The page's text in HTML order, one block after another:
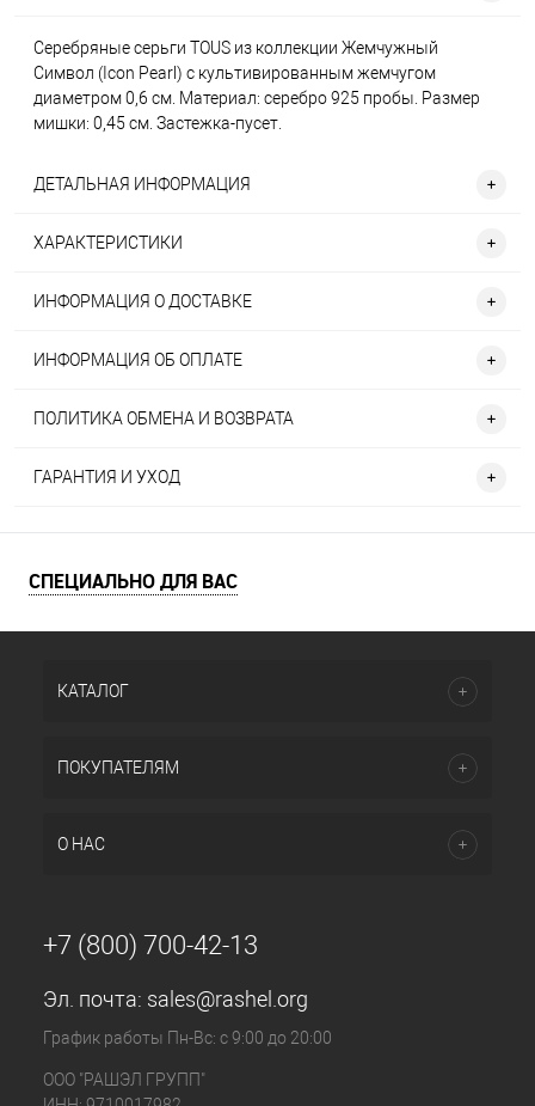
Серебряные серьги TOUS из коллекции Жемчужный
Символ (Icon Pearl) с культивированным жемчугом
диаметром 0,6 см. Материал: серебро 925 пробы. Размер
мишки: 0,45 см. Застежка-пусет.
ДЕТАЛЬНАЯ ИНФОРМАЦИЯ
ХАРАКТЕРИСТИКИ
ИНФОРМАЦИЯ О ДОСТАВКЕ
ИНФОРМАЦИЯ ОБ ОПЛАТЕ
ПОЛИТИКА ОБМЕНА И ВОЗВРАТА
ГАРАНТИЯ И УХОД
СПЕЦИАЛЬНО ДЛЯ ВАС
КАТАЛОГ
ПОКУПАТЕЛЯМ
О НАС
+7 (800) 700-42-13
Эл. почта: sales@rashel.org
График работы Пн-Вс: с 9:00 до 20:00
ООО "РАШЭЛ ГРУПП"